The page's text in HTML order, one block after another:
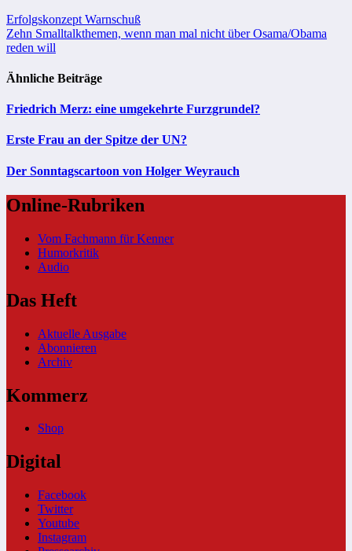
Beitragsnavigation
Erfolgskonzept Warnschuß
Zehn Smalltalkthemen, wenn man mal nicht über Osama/Obama
reden will
Ähnliche Beiträge
Friedrich Merz: eine umgekehrte Furzgrundel?
Erste Frau an der Spitze der UN?
Der Sonntagscartoon von Holger Weyrauch
Online-Rubriken
Vom Fachmann für Kenner
Humorkritik
Audio
Das Heft
Aktuelle Ausgabe
Abonnieren
Archiv
Kommerz
Shop
Digital
Facebook
Twitter
Youtube
Instagram